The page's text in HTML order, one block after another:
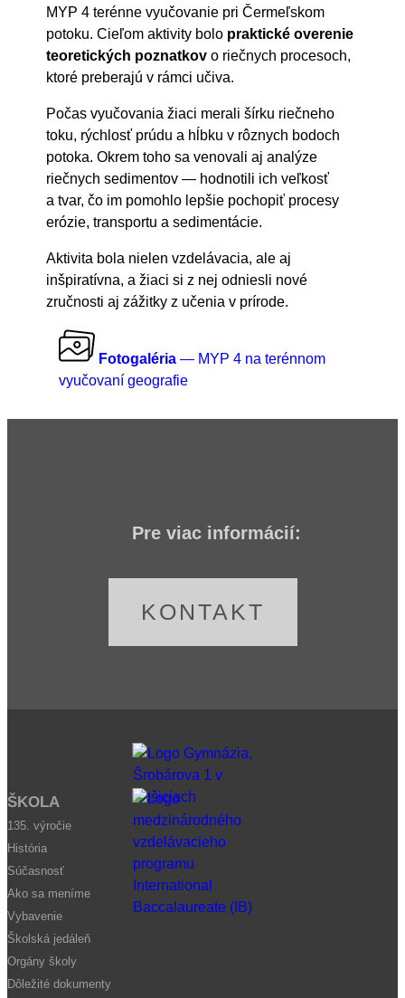
MYP 4 terénne vyučovanie pri Čermeľskom
potoku. Cieľom aktivity bolo praktické overenie
teoretických poznatkov o riečnych procesoch,
ktoré preberajú v rámci učiva.
Počas vyučovania žiaci merali šírku riečneho
toku, rýchlosť prúdu a hĺbku v rôznych bodoch
potoka. Okrem toho sa venovali aj analýze
riečnych sedimentov — hodnotili ich veľkosť
a tvar, čo im pomohlo lepšie pochopiť procesy
erózie, transportu a sedimentácie.
Aktivita bola nielen vzdelávacia, ale aj
inšpiratívna, a žiaci si z nej odniesli nové
zručnosti aj zážitky z učenia v prírode.
Fotogaléria — MYP 4 na terénnom
vyučovaní geografie
Pre viac informácií:
KONTAKT
ŠKOLA
135. výročie
História
Súčasnosť
Ako sa meníme
Vybavenie
Školská jedáleň
Orgány školy
Dôležité dokumenty